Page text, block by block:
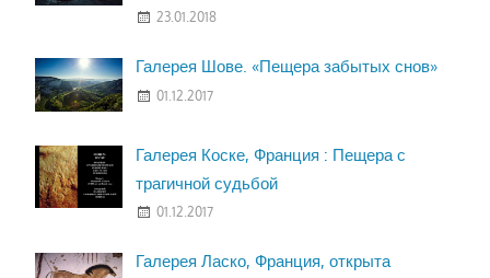
23.01.2018
Галерея Шове. «Пещера забытых снов»
01.12.2017
Галерея Коске, Франция : Пещера с
трагичной судьбой
01.12.2017
Галерея Ласко, Франция, открыта